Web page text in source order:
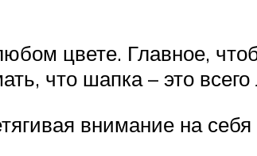
цвете. Главное,
что шапка – это
внимание на себя